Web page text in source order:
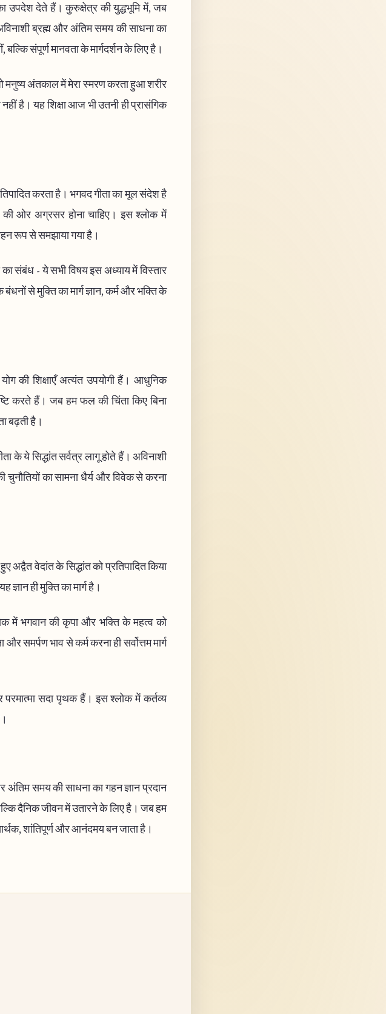
उपदेश देते हैं। कुरुक्षेत्र की युद्धभूमि में, जब
ब्रह्म और अंतिम समय की साधना का
संपूर्ण मानवता के मार्गदर्शन के लिए है।
मनुष्य अंतकाल में मेरा स्मरण करता हुआ शरीर
है। यह शिक्षा आज भी उतनी ही प्रासंगिक
करता है। भगवद गीता का मूल संदेश है
ओर अग्रसर होना चाहिए। इस श्लोक में
रूप से समझाया गया है।
का संबंध - ये सभी विषय इस अध्याय में विस्तार
से मुक्ति का मार्ग ज्ञान, कर्म और भक्ति के
की शिक्षाएँ अत्यंत उपयोगी हैं। आधुनिक
करते हैं। जब हम फल की चिंता किए बिना
बढ़ती है।
के ये सिद्धांत सर्वत्र लागू होते हैं। अविनाशी
का सामना धैर्य और विवेक से करना
अद्वैत वेदांत के सिद्धांत को प्रतिपादित किया
ही मुक्ति का मार्ग है।
में भगवान की कृपा और भक्ति के महत्व को
भाव से कर्म करना ही सर्वोत्तम मार्ग
परमात्मा सदा पृथक हैं। इस श्लोक में कर्तव्य
अंतिम समय की साधना का गहन ज्ञान प्रदान
दैनिक जीवन में उतारने के लिए है। जब हम
शांतिपूर्ण और आनंदमय बन जाता है।